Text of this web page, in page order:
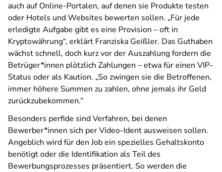
auch auf Online-Portalen, auf denen sie Produkte testen
oder Hotels und Websites bewerten sollen. „Für jede
erledigte Aufgabe gibt es eine Provision – oft in
Kryptowährung“, erklärt Franziska Geißler. Das Guthaben
wächst schnell, doch kurz vor der Auszahlung fordern die
Betrüger*innen plötzlich Zahlungen – etwa für einen VIP-
Status oder als Kaution. „So zwingen sie die Betroffenen,
immer höhere Summen zu zahlen, ohne jemals ihr Geld
zurückzubekommen.“
Besonders perfide sind Verfahren, bei denen
Bewerber*innen sich per Video-Ident ausweisen sollen.
Angeblich wird für den Job ein spezielles Gehaltskonto
benötigt oder die Identifikation als Teil des
Bewerbungsprozesses präsentiert. So werden die